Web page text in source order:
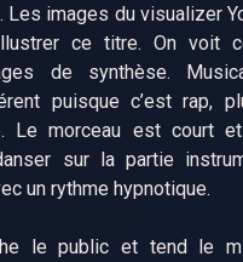
. Les images du visualizer
ce titre. On voit
de synthèse.
puisque c’est rap,
Le morceau est court
sur la partie
un rythme hypnotique.
le public et tend le